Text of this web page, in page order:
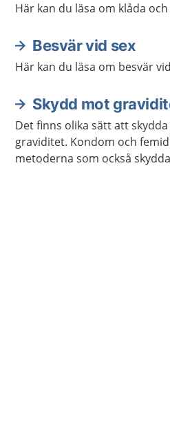
Här kan du läsa om klåda
Besvär vid sex
Här kan du läsa om besvär
Skydd mot
Det finns olika sätt att
graviditet. Kondom och
metoderna som också